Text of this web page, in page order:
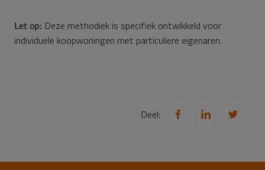
Let op: Deze methodiek is specifiek ontwikkeld voor
individuele koopwoningen met particuliere eigenaren.
Deel: